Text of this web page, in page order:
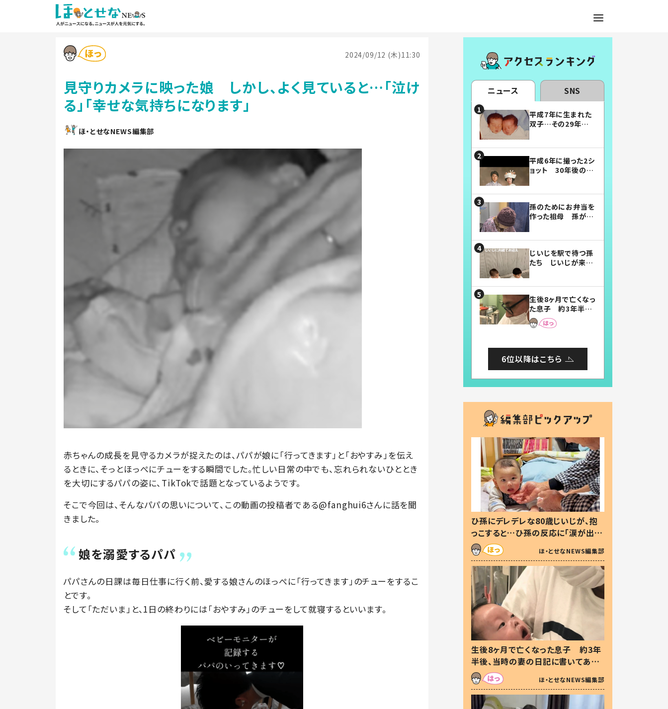
2024/09/12 (木)11:30
見守りカメラに映った娘 しかし、よく見ていると…「泣け
る」「幸せな気持ちになります」
ほ・とせなNEWS編集部
赤ちゃんの成長を見守るカメラが捉えたのは、パパが娘に「行ってきます」と「おやすみ」を伝え
るときに、そっとほっぺにチューをする瞬間でした。忙しい日常の中でも、忘れられないひととき
を大切にするパパの姿に、TikTokで話題となっているようです。
そこで今回は、そんなパパの思いについて、この動画の投稿者である@fanghui6さんに話を聞
きました。
娘を溺愛するパパ
パパさんの日課は毎日仕事に行く前、愛する娘さんのほっぺに「行ってきます」のチューをするこ
とです。
そして「ただいま」と、1日の終わりには「おやすみ」のチューをして就寝するといいます。
ニュース SNS
平成7年に生まれた
双子…その29年後
平成6年に撮った2シ
ョット 30年後の姿
孫のためにお弁当を
作った祖母 孫が絶
じいじを駅で待つ孫
たち じいじが来た
まらない」「幸せにな
れる」
生後8ヶ月で亡くなっ
た息子 約3年半
後、当時の妻の日記
に書いてあった本音
6位以降はこちら
ひ孫にデレデレな80歳じいじが、抱
っこすると…ひ孫の反応に「涙が出ま
した」「可愛くて仕方ない」
ほ・とせなNEWS編集部
生後8ヶ月で亡くなった息子 約3年
半後、当時の妻の日記に書いてあっ
た本音とは
ほ・とせなNEWS編集部